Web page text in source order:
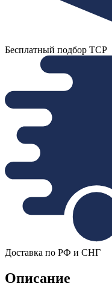
Бесплатный подбор ТСР
Доставка по РФ и СНГ
Описание